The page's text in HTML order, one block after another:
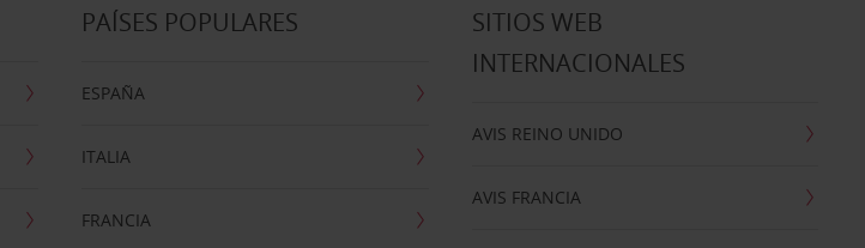
PAÍSES POPULARES
ESPAÑA
ITALIA
FRANCIA
SITIOS WEB
INTERNACIONALES
AVIS REINO UNIDO
AVIS FRANCIA